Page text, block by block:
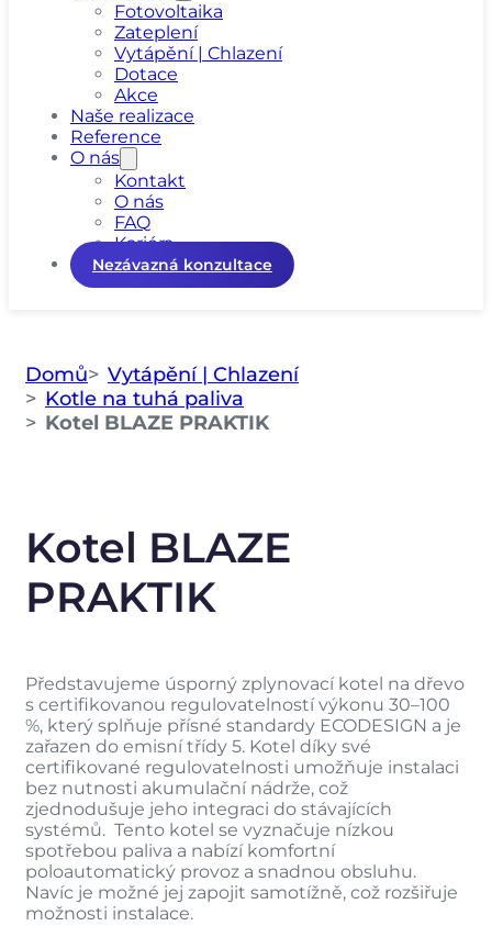
Fotovoltaika
Zateplení
Vytápění | Chlazení
Dotace
Akce
Naše realizace
Reference
O nás
Kontakt
O nás
FAQ
Kariéra
Nezávazná konzultace
Domů
Vytápění | Chlazení
Kotle na tuhá paliva
Kotel BLAZE PRAKTIK
Kotel BLAZE
PRAKTIK
Představujeme úsporný zplynovací kotel na dřevo
s certifikovanou regulovatelností výkonu 30–100
%, který splňuje přísné standardy ECODESIGN a je
zařazen do emisní třídy 5. Kotel díky své
certifikované regulovatelnosti umožňuje instalaci
bez nutnosti akumulační nádrže, což
zjednodušuje jeho integraci do stávajících
systémů. Tento kotel se vyznačuje nízkou
spotřebou paliva a nabízí komfortní
poloautomatický provoz a snadnou obsluhu.
Navíc je možné jej zapojit samotížně, což rozšiřuje
možnosti instalace.